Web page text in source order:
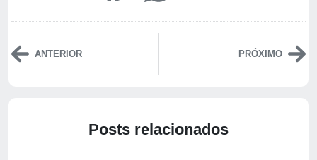
ANTERIOR PRÓXIMO
Posts relacionados